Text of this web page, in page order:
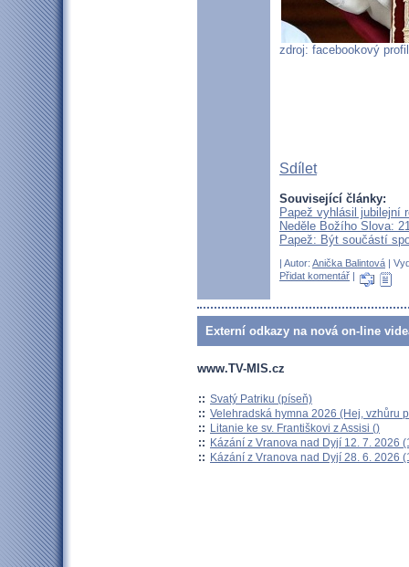
zdroj: facebookový
Sdílet
Související články:
Papež vyhlásil jubilejní
Neděle Božího Slova:
Papež: Být součástí
| Autor: Anička Balintová |
Přidat komentář |
Externí odkazy na nová on-line
www.TV-MIS.cz
:: Svatý Patriku (píseň)
:: Velehradská hymna 2026 (Hej, vzhůru
:: Litanie ke sv. Františkovi z Assisi ()
:: Kázání z Vranova nad Dyjí 12. 7. 2026
:: Kázání z Vranova nad Dyjí 28. 6. 2026